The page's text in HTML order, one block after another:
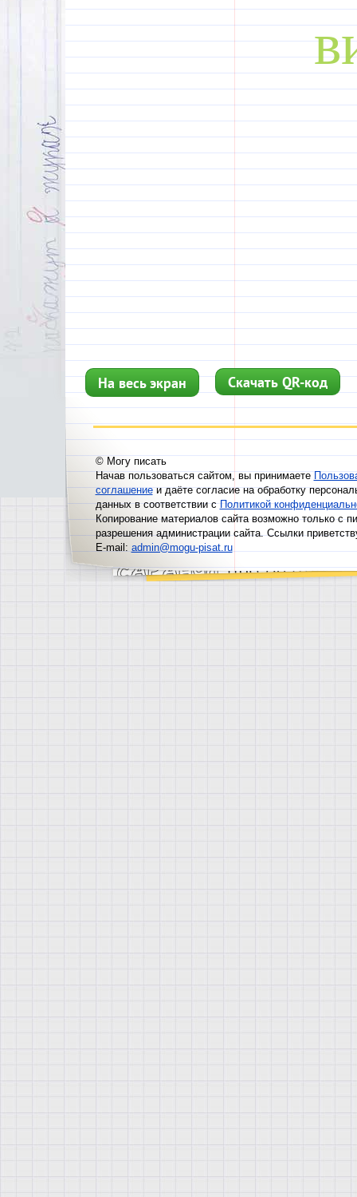
На весь экран Скачать QR-код
© Могу писать
Начав пользоваться сайтом, вы принимаете
соглашениеи даёте согласие на обработку
данных в соответствии сПолитикой
Копирование материалов сайта возможно только с
разрешения администрации сайта. Ссылки
E-mail: admin@mogu-pisat.ru